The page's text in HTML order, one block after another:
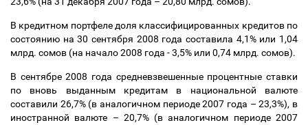
В кредитном портфеле доля классифицированных кредитов по
состоянию на 30 сентября 2008 года составила 4,1% или 1,04
млрд. сомов (на начало 2008 года - 3,5% или 0,74 млрд. сомов).
В сентябре 2008 года средневзвешенные процентные ставки
по вновь выданным кредитам в национальной валюте
составили 26,7% (в аналогичном периоде 2007 года – 23,3%), в
иностранной валюте – 20,7% (в аналогичном периоде 2007